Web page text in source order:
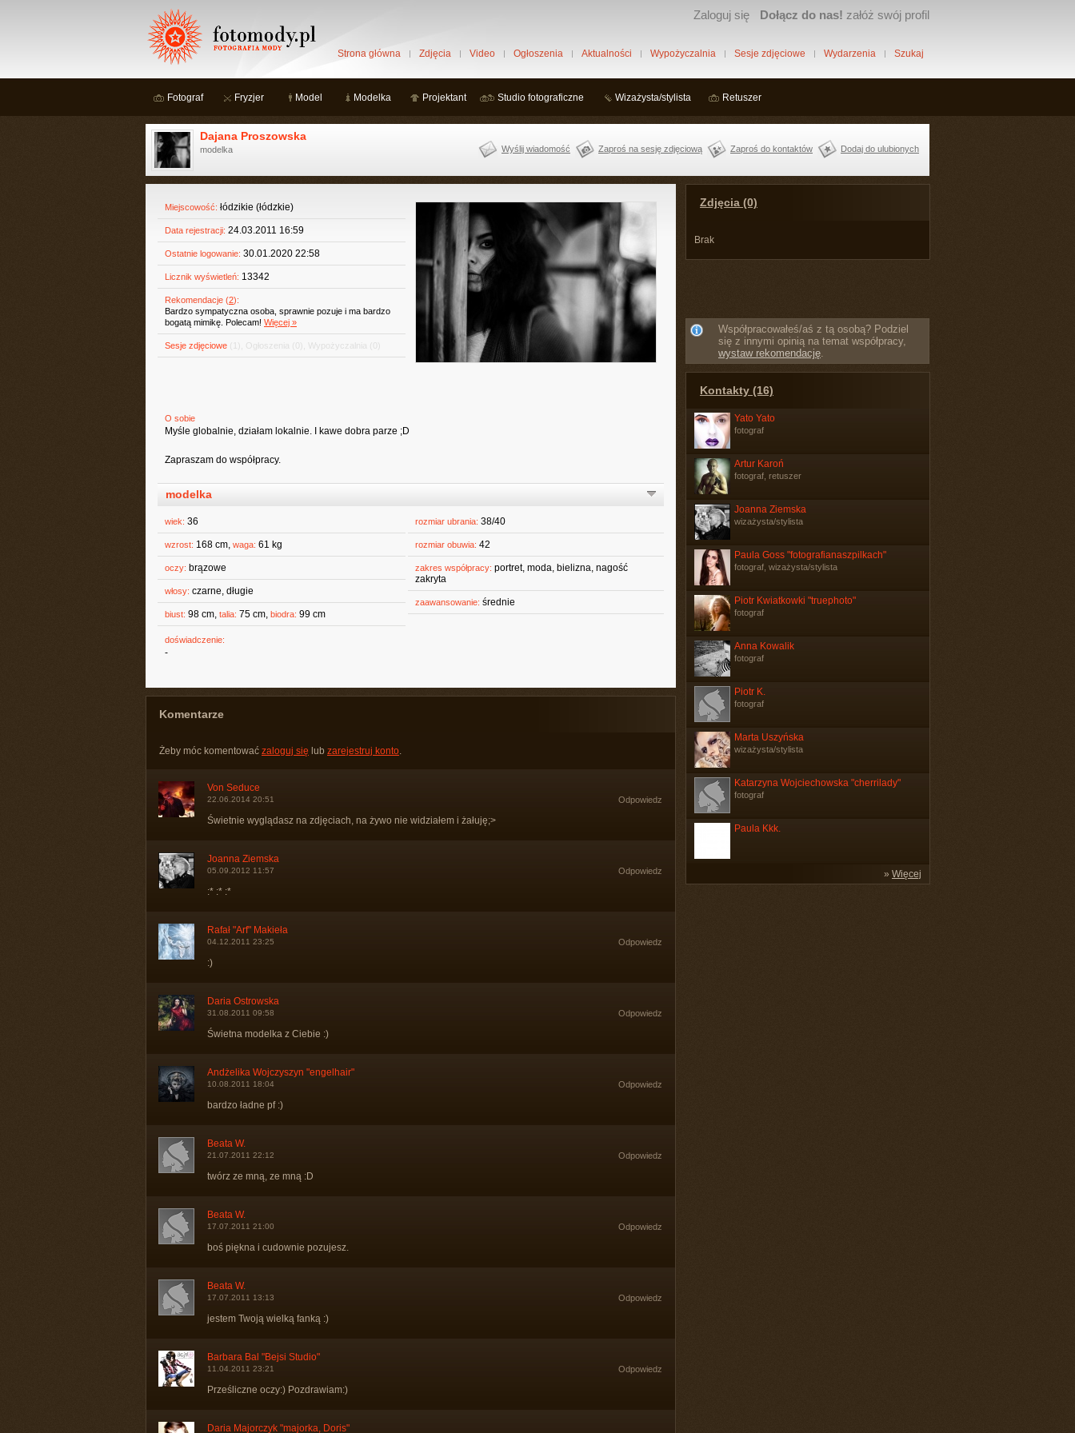
Zaloguj się Dołącz do nas! załóż swój profil
Strona główna Zdjęcia Video Ogłoszenia Aktualności Wypożyczalnia Sesje zdjęciowe Wydarzenia Szukaj
Fotograf Fryzjer Model Modelka Projektant Studio fotograficzne Wizażysta/stylista Retuszer
Dajana Proszowska
modelka Wyślij wiadomość Zaproś na sesję zdjęciową Zaproś do kontaktów Dodaj do ulubionych
Miejscowość: łódzikie (łódzkie)
Data rejestracji: 24.03.2011 16:59
Ostatnie logowanie: 30.01.2020 22:58
Licznik wyświetleń: 13342
Rekomendacje (2):
Bardzo sympatyczna osoba, sprawnie pozuje i ma bardzo
bogatą mimikę. Polecam! Więcej »
Sesje zdjęciowe (1) Ogłoszenia (0) Wypożyczalnia (0)
O sobie
Myśle globalnie, działam lokalnie. I kawe dobra parze ;D
Zapraszam do współpracy.
modelka
wiek: 36
wzrost: 168 cm, waga: 61 kg
oczy: brązowe
włosy: czarne, długie
biust: 98 cm, talia: 75 cm, biodra: 99 cm
rozmiar ubrania: 38/40
rozmiar obuwia: 42
zakres współpracy: portret, moda, bielizna, nagość
zakryta
zaawansowanie: średnie
doświadczenie:
-
Komentarze
Żeby móc komentować zaloguj się lub zarejestruj konto.
Von Seduce
22.06.2014 20:51 Odpowiedz
Świetnie wyglądasz na zdjęciach, na żywo nie widziałem i żałuję;>
Joanna Ziemska
05.09.2012 11:57 Odpowiedz
:* :* :*
Rafał "Arf" Makieła
04.12.2011 23:25 Odpowiedz
:)
Daria Ostrowska
31.08.2011 09:58 Odpowiedz
Świetna modelka z Ciebie :)
Andżelika Wojczyszyn "engelhair"
10.08.2011 18:04 Odpowiedz
bardzo ładne pf :)
Beata W.
21.07.2011 22:12 Odpowiedz
twórz ze mną, ze mną :D
Beata W.
17.07.2011 21:00 Odpowiedz
boś piękna i cudownie pozujesz.
Beata W.
17.07.2011 13:13 Odpowiedz
jestem Twoją wielką fanką :)
Barbara Bal "Bejsi Studio"
11.04.2011 23:21 Odpowiedz
Prześliczne oczy:) Pozdrawiam:)
Daria Majorczyk "majorka, Doris"
Zdjęcia (0)
Brak
Współpracowałeś/aś z tą osobą? Podziel
się z innymi opinią na temat współpracy,
wystaw rekomendację.
Kontakty (16)
Yato Yato
fotograf
Artur Karoń
fotograf, retuszer
Joanna Ziemska
wizażysta/stylista
Paula Goss "fotografianaszpilkach"
fotograf, wizażysta/stylista
Piotr Kwiatkowki "truephoto"
fotograf
Anna Kowalik
fotograf
Piotr K.
fotograf
Marta Uszyńska
wizażysta/stylista
Katarzyna Wojciechowska "cherrilady"
fotograf
Paula Kkk.
» Więcej